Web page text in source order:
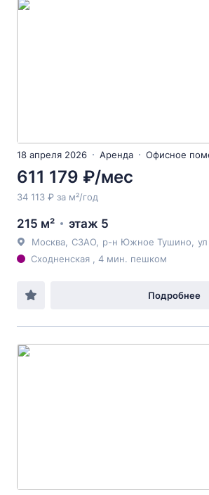
18 апреля 2026 Аренда Офисное
611 179 ₽/мес
34 113 ₽ за м²/год
215 м² этаж 5
Москва СЗАО р-н Южное Тушино
Сходненская , 4 мин. пешком
Подробнее